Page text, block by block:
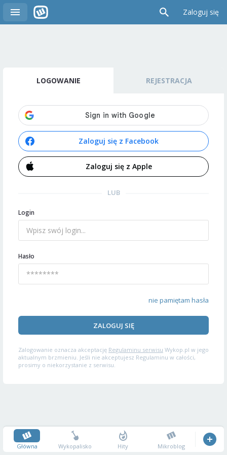
Zaloguj się
LOGOWANIE REJESTRACJA
Zaloguj się z Facebook
Zaloguj się z Apple
LUB
Login
Hasło
nie pamiętam hasła
ZALOGUJ SIĘ
Zalogowanie oznacza akceptację Regulaminu serwisu Wykop.pl w jego
aktualnym brzmieniu. Jeśli nie akceptujesz Regulaminu w całości,
prosimy o niekorzystanie z serwisu.
Główna Wykopalisko Hity Mikroblog